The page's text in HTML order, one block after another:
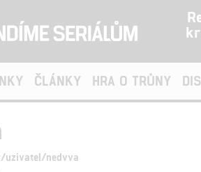
ČLÁNKY HRA O TRŮNY
uzivatel/nedvva